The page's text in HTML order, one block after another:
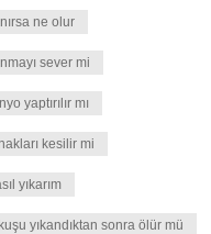
ne olur
sever mi
yaptırılır mı
kesilir mi
yıkarım
yıkandıktan sonra ölür mü